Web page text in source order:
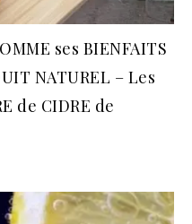
ses BIENFAITS
NATUREL – Les
de CIDRE de